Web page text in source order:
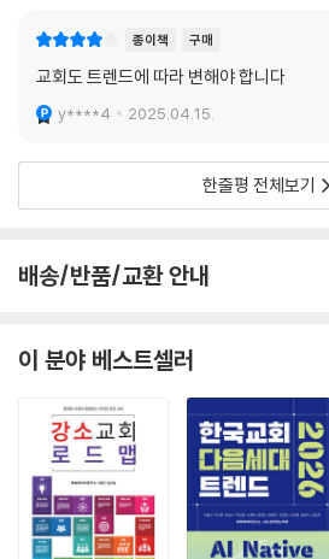
분을 만나지 못하도록 똑같은 지겨운 일들만
라를 얻기 위해 그리고 그것의 진전을 위해
--- 「11장 상상력과 리더십의 과제」 중에서
이야기의 반전은 이렇다. 야생 기러기가 길들
든 거위가 다시 야생이 되는 것을 보기란 좀
기력하게 만든다. 이를 주의해야 한다.
더 부적실성과 무능함으로 서서히 진화(혹
나오려 애쓰고 있는 선교적 교회에 정당성을
책을 썼다.
--- 「12장 혁명을 조직하기」 중에서
우리 가운데 많은 이에게 이 책은 교회에 변
들은 교회가 어떠해야 하는지에 관하여 우리
하여 미래의 교회를 창조할 수 있는 비전과
의 교회는 유행과 인간적 전략에 기초하지
것에 기초한다. 『새로운 교회가 온다』는 읽
는지에 관한 관점을 변화시킨다.
마이클 프로스트와 앨런 허쉬의 『새로운 교
롯한 하나님의 사명을 진지하게 받아들이는
다. 새롭게 갱신된 이 개정판은 훨씬 더 많은
에 참여시키는 데 기념비적 역할을 할 것이다
종이책 구매
교회도 트렌드에 따라 변해야 합니다
y****4 2025.04.15.
한줄평 전체보기
배송/반품/교환 안내
이 분야 베스트셀러